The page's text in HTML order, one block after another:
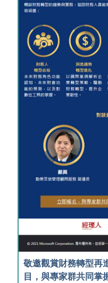
敬邀觀賞財務轉型再
目，與專家群共同掌